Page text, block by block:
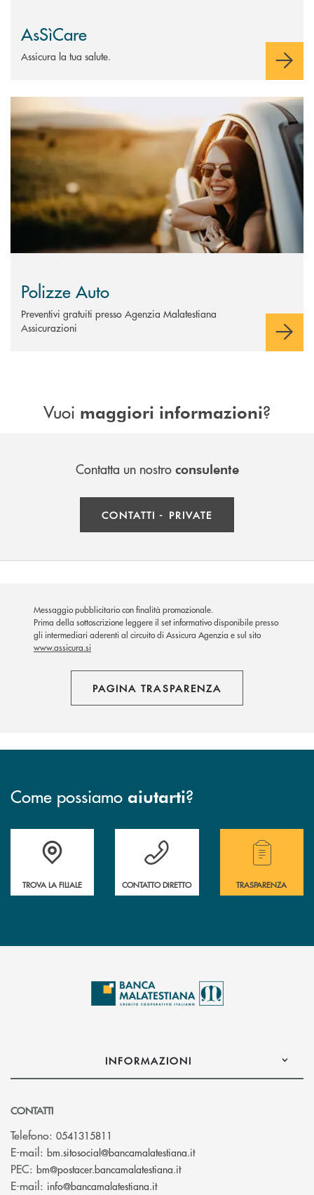
AsSìCare
Assicura la tua salute.
Polizze Auto
Preventivi gratuiti presso Agenzia Malatestiana
Assicurazioni
Vuoi maggiori informazioni?
Contatta un nostro consulente
CONTATTI - PRIVATE
Messaggio pubblicitario con finalità promozionale.
Prima della sottoscrizione leggere il set informativo disponibile presso
gli intermediari aderenti al circuito di Assicura Agenzia e sul sito
www.assicura.si
PAGINA TRASPARENZA
Come possiamo aiutarti?
Trova la filiale più vicina a te.
TROVA LA FILIALE
Hai bisogno di assistenza ?&nbsp;
CONTATTO DIRETTO
Hai bisogno di
TRASPARENZA
INFORMAZIONI
CONTATTI
Telefono: 0541315811
E-mail: bm.sitosocial@bancamalatestiana.it(si apre l’app di posta
PEC: bm@postacer.bancamalatestiana.it(si apre l’app di posta
E-mail: info@bancamalatestiana.it(si apre l’app di posta